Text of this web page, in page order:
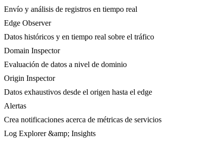
Envío y análisis de registros en tiempo real
Edge Observer
Datos históricos y en tiempo real sobre el tráfico
Domain Inspector
Evaluación de datos a nivel de dominio
Origin Inspector
Datos exhaustivos desde el origen hasta el edge
Alertas
Crea notificaciones acerca de métricas de servicios
Log Explorer &amp; Insights